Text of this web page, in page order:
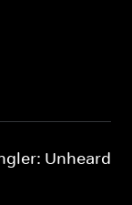
Unheard